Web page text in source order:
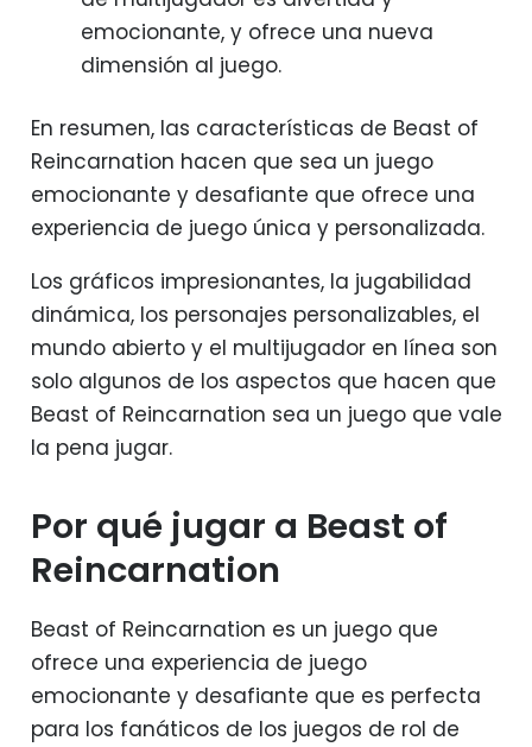
emocionante, y ofrece una nueva
dimensión al juego.
En resumen, las características de Beast of
Reincarnation hacen que sea un juego
emocionante y desafiante que ofrece una
experiencia de juego única y personalizada.
Los gráficos impresionantes, la jugabilidad
dinámica, los personajes personalizables, el
mundo abierto y el multijugador en línea son
solo algunos de los aspectos que hacen que
Beast of Reincarnation sea un juego que vale
la pena jugar.
Por qué jugar a Beast of
Reincarnation
Beast of Reincarnation es un juego que
ofrece una experiencia de juego
emocionante y desafiante que es perfecta
para los fanáticos de los juegos de rol de